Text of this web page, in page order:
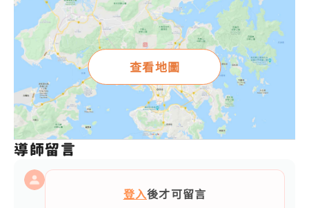
查看地圖
導師留言
登入後才可留言